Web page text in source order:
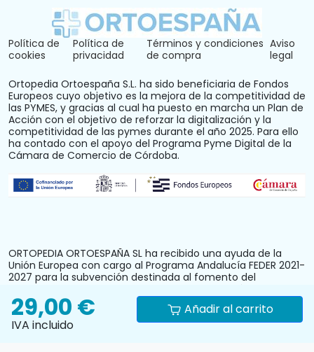
Política de
cookies
Política de
privacidad
Términos y condiciones
de compra
Aviso
legal
Ortopedia Ortoespaña S.L. ha sido beneficiaria de Fondos
Europeos cuyo objetivo es la mejora de la competitividad de
las PYMES, y gracias al cual ha puesto en marcha un Plan de
Acción con el objetivo de reforzar la digitalización y la
competitividad de las pymes durante el año 2025. Para ello
ha contado con el apoyo del Programa Pyme Digital de la
Cámara de Comercio de Córdoba.
ORTOPEDIA ORTOESPAÑA SL ha recibido una ayuda de la
Unión Europea con cargo al Programa Andalucía FEDER 2021-
2027 para la subvención destinada al fomento del
personas trabajadoras autónomas y pymes comerciales y
artesanas, mediante la mejora del equipamiento
productivo, instalaciones u otros activos fijos (reforma y
29,00 €
IVA incluido
Añadir al carrito